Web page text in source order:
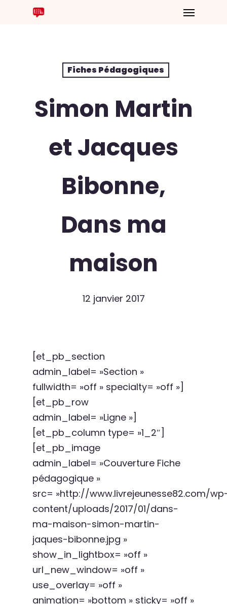
Fiches Pédagogiques
Simon Martin
et Jacques
Bibonne,
Dans ma
maison
12 janvier 2017
[et_pb_section
admin_label= »Section »
fullwidth= »off » specialty= »off »]
[et_pb_row
admin_label= »Ligne »]
[et_pb_column type= »1_2″]
[et_pb_image
admin_label= »Couverture Fiche
pédagogique »
src= »http://www.livrejeunesse82.com/
content/uploads/2017/01/dans-
ma-maison-simon-martin-
jaques-bibonne.jpg »
show_in_lightbox= »off »
url_new_window= »off »
use_overlay= »off »
animation= »bottom » sticky= »off »